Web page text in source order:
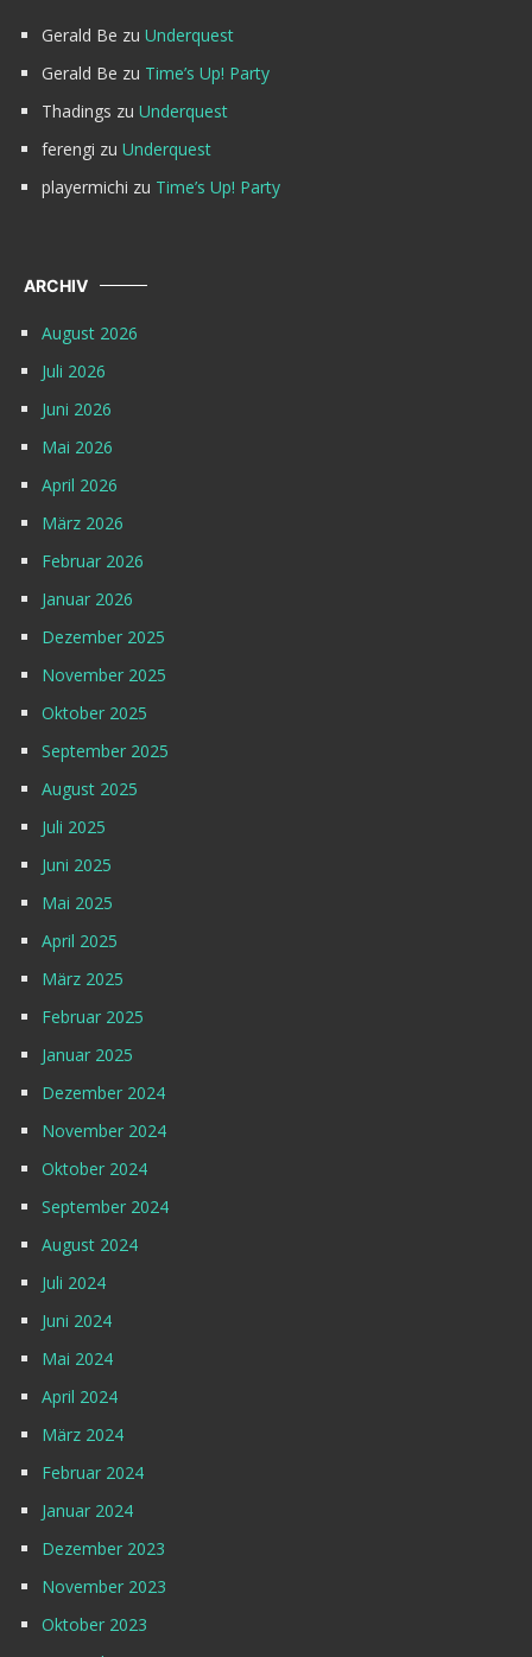
Gerald Be zu Underquest
Gerald Be zu Time’s Up! Party
Thadings zu Underquest
ferengi zu Underquest
playermichi zu Time’s Up! Party
ARCHIV
August 2026
Juli 2026
Juni 2026
Mai 2026
April 2026
März 2026
Februar 2026
Januar 2026
Dezember 2025
November 2025
Oktober 2025
September 2025
August 2025
Juli 2025
Juni 2025
Mai 2025
April 2025
März 2025
Februar 2025
Januar 2025
Dezember 2024
November 2024
Oktober 2024
September 2024
August 2024
Juli 2024
Juni 2024
Mai 2024
April 2024
März 2024
Februar 2024
Januar 2024
Dezember 2023
November 2023
Oktober 2023